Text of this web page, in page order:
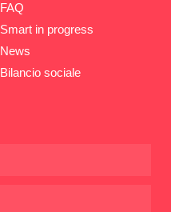
FAQ
Smart in progress
News
Bilancio sociale